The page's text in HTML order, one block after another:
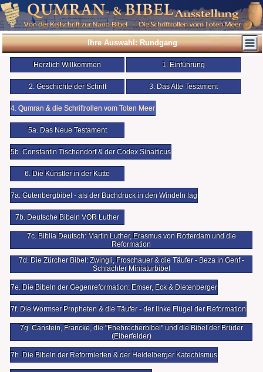
Ihre Auswahl: Rundgang
Herzlich Willkommen 1. Einführung
2. Geschichte der Schrift 3. Das Alte Testament
4. Qumran & die Schriftrollen vom Toten Meer
5a. Das Neue Testament
5b. Constantin Tischendorf & der Codex Sinaiticus
6. Die Künstler in der Kutte
7a. Gutenbergbibel - als der Buchdruck in den Windeln lag
7b. Deutsche Bibeln VOR Luther
7c. Biblia Deutsch: Martin Luther, Erasmus von Rotterdam und die
Reformation
7d. Die Zürcher Bibel: Zwingli, Froschauer & die Täufer - Beza in Genf -
Schlachter Miniaturbibel
7e. Die Bibeln der Gegenreformation: Emser, Eck & Dietenberger
7f. Die Wormser Propheten & die Täufer - der linke Flügel der Reformation
7g. Canstein, Francke, die "Ehebrecherbibel" und die Bibel der Brüder
(Elberfelder)
7h. Die Bibeln der Reformierten & der Heidelberger Katechismus